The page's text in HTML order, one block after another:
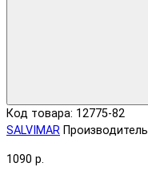
Код товара: 12775-82
SALVIMAR Производитель
1090 р.